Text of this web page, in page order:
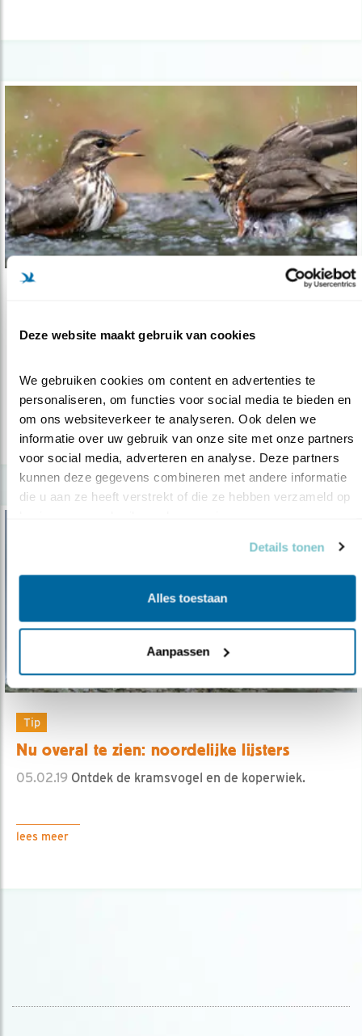
Deze website maakt gebruik van cookies
We gebruiken cookies om content en advertenties te
personaliseren, om functies voor social media te bieden en
om ons websiteverkeer te analyseren. Ook delen we
informatie over uw gebruik van onze site met onze partners
voor social media, adverteren en analyse. Deze partners
kunnen deze gegevens combineren met andere informatie
die u aan ze heeft verstrekt of die ze hebben verzameld op
Details tonen
Alles toestaan
Aanpassen
we die gespikkelde visite nú?
lees meer
Tip
Nu overal te zien: noordelijke lijsters
05.02.19 Ontdek de kramsvogel en de koperwiek.
lees meer